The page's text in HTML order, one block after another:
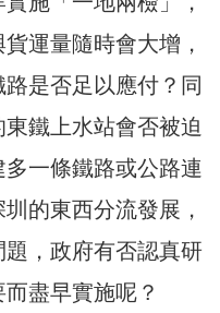
運量隨時會大增，
是否足以應付？同
鐵上水站會否被迫
一條鐵路或公路連
的東西分流發展，
，政府有否認真研
盡早實施呢？